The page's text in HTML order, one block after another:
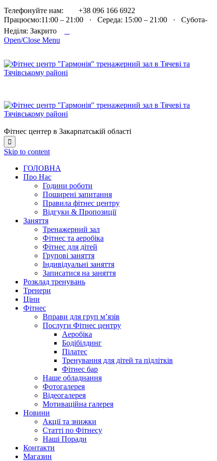
Телефонуйте нам:
+38 096 166 6922
Працюємо:11:00 – 21:00 · Середа: 15:00 – 21:00 · Субота-
Неділя: Закрито
Open/Close Menu
Фітнес центер в Закарпатській області

Skip to content
ГОЛОВНА
Про Нас
Години роботи
Поширені запитання
Правила фітнес центру
Відгуки & Пропозиції
Заняття
Тренажерний зал
Фітнес та аеробіка
Фітнес для дітей
Групові заняття
Індивідуальні заняття
Записатися на заняття
Розклад тренувань
Тренери
Ціни
Фітнес
Вправи для груп м’язів
Послуги Фітнес центру
Аеробіка
Бодібілдинг
Пілатес
Тренування для дітей та підлітків
Фітнес бар
Наше обладнання
Фотогалерея
Відеогалерея
Мотиваційна галерея
Новини
Акції та знижки
Статті по Фітнесу
Наші Поради
Контакти
Магазин